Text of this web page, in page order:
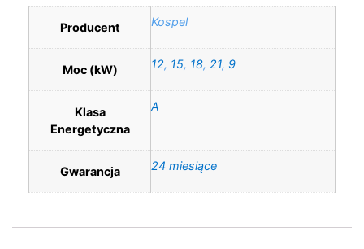
Producent Kospel
Moc (kW) 12, 15, 18, 21, 9
Klasa
Energetyczna
A
Gwarancja 24 miesiące